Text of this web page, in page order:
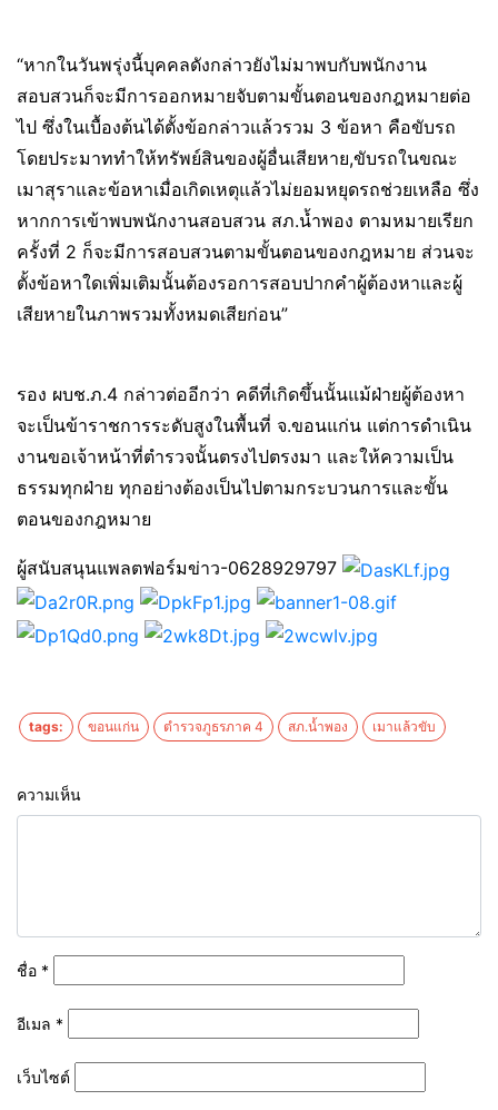
“หากในวันพรุ่งนี้บุคคลดังกล่าวยังไม่มาพบกับพนักงาน
สอบสวนก็จะมีการออกหมายจับตามขั้นตอนของกฎหมายต่อ
ไป ซึ่งในเบื้องต้นได้ตั้งข้อกล่าวแล้วรวม 3 ข้อหา คือขับรถ
โดยประมาททำให้ทรัพย์สินของผู้อื่นเสียหาย,ขับรถในขณะ
เมาสุราและข้อหาเมื่อเกิดเหตุแล้วไม่ยอมหยุดรถช่วยเหลือ ซึ่ง
หากการเข้าพบพนักงานสอบสวน สภ.น้ำพอง ตามหมายเรียก
ครั้งที่ 2 ก็จะมีการสอบสวนตามขั้นตอนของกฎหมาย ส่วนจะ
ตั้งข้อหาใดเพิ่มเติมนั้นต้องรอการสอบปากคำผู้ต้องหาและผู้
เสียหายในภาพรวมทั้งหมดเสียก่อน”
รอง ผบช.ภ.4 กล่าวต่ออีกว่า คดีที่เกิดขึ้นนั้นแม้ฝ่ายผู้ต้องหา
จะเป็นข้าราชการระดับสูงในพื้นที่ จ.ขอนแก่น แต่การดำเนิน
งานขอเจ้าหน้าที่ตำรวจนั้นตรงไปตรงมา และให้ความเป็น
ธรรมทุกฝ่าย ทุกอย่างต้องเป็นไปตามกระบวนการและขั้น
ตอนของกฎหมาย
ผู้สนับสนุนแพลตฟอร์มข่าว-0628929797
tags: ขอนแก่น ตำรวจภูธรภาค 4 สภ.น้ำพอง เมาแล้วขับ
ความเห็น
ชื่อ *
อีเมล *
เว็บไซต์